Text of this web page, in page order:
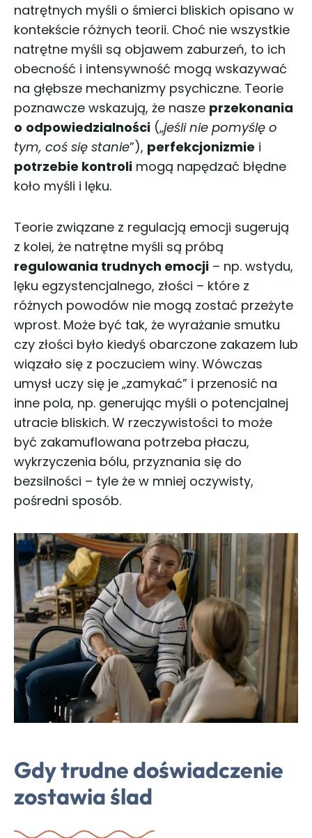
natrętnych myśli o śmierci bliskich opisano w
kontekście różnych teorii. Choć nie wszystkie
natrętne myśli są objawem zaburzeń, to ich
obecność i intensywność mogą wskazywać
na głębsze mechanizmy psychiczne. Teorie
poznawcze wskazują, że nasze przekonania
o odpowiedzialności („jeśli nie pomyślę o
tym, coś się stanie”), perfekcjonizmie i
potrzebie kontroli mogą napędzać błędne
koło myśli i lęku.
Teorie związane z regulacją emocji sugerują
z kolei, że natrętne myśli są próbą
regulowania trudnych emocji – np. wstydu,
lęku egzystencjalnego, złości – które z
różnych powodów nie mogą zostać przeżyte
wprost. Może być tak, że wyrażanie smutku
czy złości było kiedyś obarczone zakazem lub
wiązało się z poczuciem winy. Wówczas
umysł uczy się je „zamykać” i przenosić na
inne pola, np. generując myśli o potencjalnej
utracie bliskich. W rzeczywistości to może
być zakamuflowana potrzeba płaczu,
wykrzyczenia bólu, przyznania się do
bezsilności – tyle że w mniej oczywisty,
pośredni sposób.
Gdy trudne doświadczenie
zostawia ślad